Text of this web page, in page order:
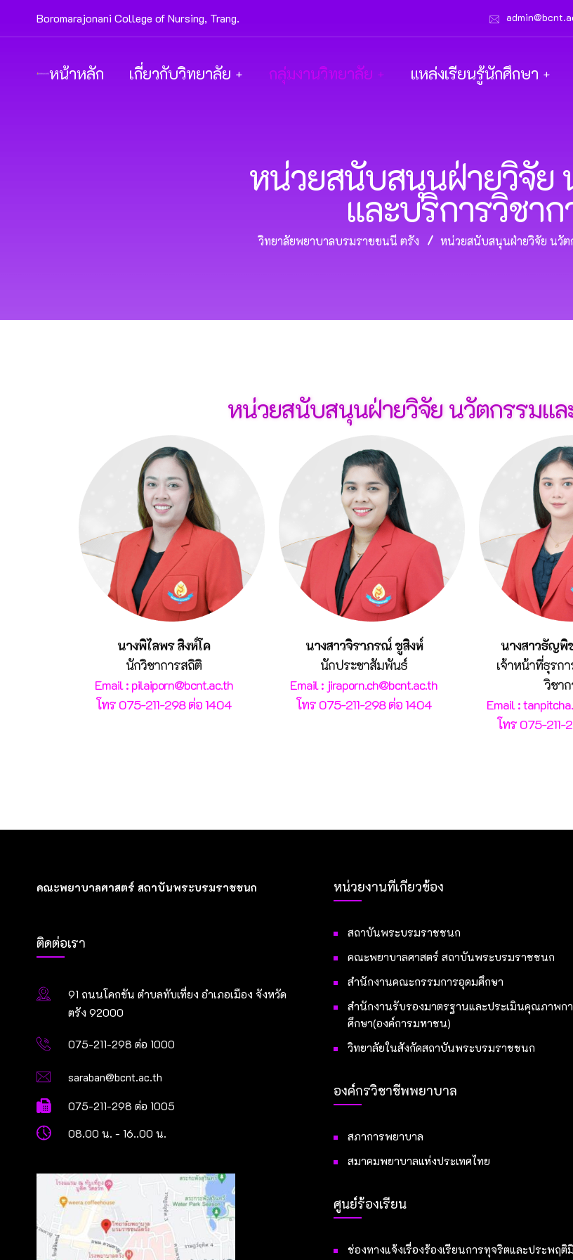
Boromarajonani College of Nursing, Trang.
หน้าหลัก เกี่ยวกับวิทยาลัย กลุ่มงานวิทยาลัย แหล่งเรียนรู้นักศึกษา
หน่วยสนับสนุนฝ่ายวิจัย
และบริการวิชาก
วิทยาลัยพยาบาลบรมราชชนนี ตรัง หน่วยสนับสนุนฝ่ายวิจัย นวัต
หน่วยสนับสนุนฝ่ายวิจัย นวัตกรรมแล
นางพิไลพร สิงห์โค
นักวิชาการสถิติ
Email : pilaiporn@bcnt.ac.th
โทร 075-211-298 ต่อ 1404
นางสาวจิราภรณ์ ชูสิงห์
นักประชาสัมพันธ์
Email : jiraporn.ch@bcnt.ac.th
โทร 075-211-298 ต่อ 1404
นางสาวธัญพิ
เจ้าหน้าที่ธุรก
วิชา
Email :
โทร 075-211-
คณะพยาบาลศาสตร์ สถาบันพระบรมราชชนก
ติดต่อเรา
91 ถนนโคกขัน ตำบลทับเที่ยง อำเภอเมือง จังหวัด
ตรัง 92000
075-211-298 ต่อ 1000
saraban@bcnt.ac.th
075-211-298 ต่อ 1005
08.00 น. - 16..00 น.
หน่วยงานที่เกี่ยวข้อง
สถาบันพระบรมราชชนก
คณะพยาบาลศาสตร์ สถาบันพระบรมราชชนก
สำนักงานคณะกรรมการอุดมศึกษา
สำนักงานรับรองมาตรฐานและประเมินคุณภาพก
ศึกษา(องค์การมหาชน)
วิทยาลัยในสังกัดสถาบันพระบรมราชชนก
องค์กรวิชาชีพพยาบาล
สภาการพยาบาล
สมาคมพยาบาลแห่งประเทศไทย
ศูนย์ร้องเรียน
ช่องทางแจ้งเรื่องร้องเรียนการทุจริตและประพฤติ